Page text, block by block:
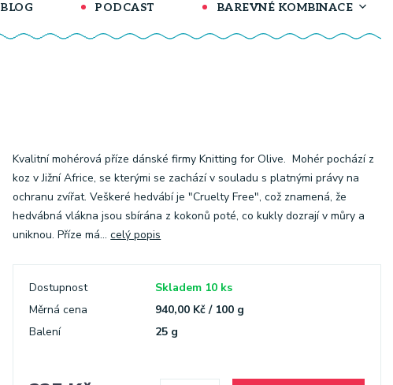
BLOG PODCAST BAREVNÉ KOMBINACE
Kvalitní mohérová příze dánské firmy Knitting for Olive. Mohér pochází z
koz v Jižní Africe, se kterými se zachází v souladu s platnými právy na
ochranu zvířat. Veškeré hedvábí je "Cruelty Free", což znamená, že
hedvábná vlákna jsou sbírána z kokonů poté, co kukly dozrají v můry a
uniknou. Příze má...celý popis
Dostupnost
Skladem 10 ks
Měrná cena
940,00 Kč / 100 g
Balení
25 g